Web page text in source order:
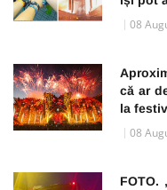
08
că ar
la
08
FOTO.